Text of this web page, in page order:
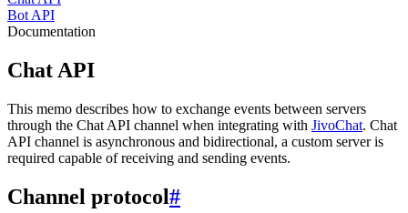
Bot API
Documentation
Chat API
This memo describes how to exchange events between servers
through the Chat API channel when integrating with JivoChat. Chat
API channel is asynchronous and bidirectional, a custom server is
required capable of receiving and sending events.
Channel protocol#